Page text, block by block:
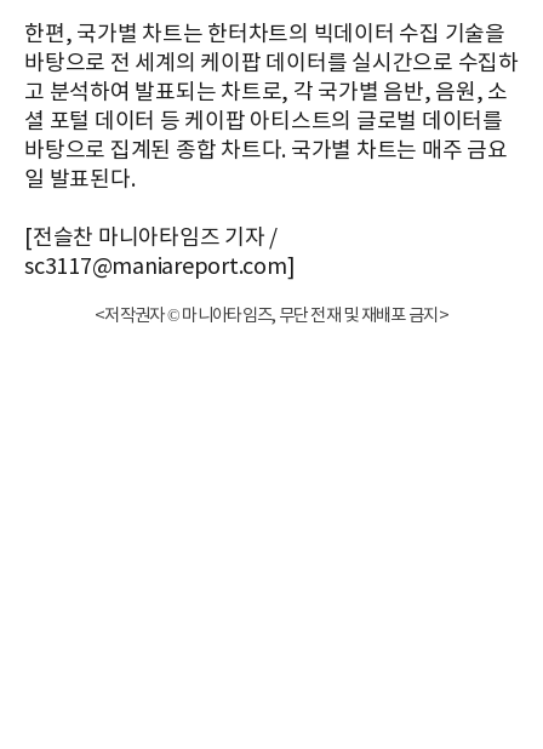
한편, 국가별 차트는 한터차트의 빅데이터 수집 기술을
바탕으로 전 세계의 케이팝 데이터를 실시간으로 수집하
고 분석하여 발표되는 차트로, 각 국가별 음반, 음원, 소
셜 포털 데이터 등 케이팝 아티스트의 글로벌 데이터를
바탕으로 집계된 종합 차트다. 국가별 차트는 매주 금요
일 발표된다.
[전슬찬 마니아타임즈 기자 /
sc3117@maniareport.com]
<저작권자 © 마니아타임즈, 무단 전재 및 재배포 금지>